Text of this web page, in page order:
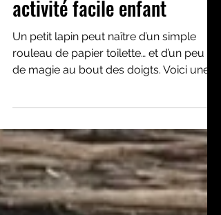
Carte lapin de Pâques en
rouleau de papier toilette –
activité facile enfant
de magie au bout des doigts. Voici une
activité de Pâques facile et rapide à
mettre en place, idéale pour les enfants
à la maison, en classe ou chez une
assistante maternelle.